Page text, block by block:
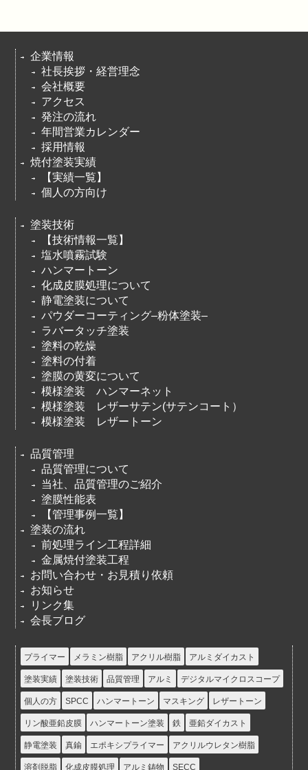
企業情報
社長挨拶・経営理念
会社概要
アクセス
発注の流れ
年間営業カレンダー
採用情報
焼付塗装実績
【実績一覧】
個人の方向け
塗装技術
【技術情報一覧】
塩水噴霧試験
ハンマートーン
化成皮膜処理について
静電塗装について
パウダーコーティング–粉体塗装–
ラバータッチ塗装
塗料の乾燥
塗料の付着
塗膜の黄変について
模様塗装 ハンマーネット
模様塗装 レザーサテン(サテンコート）
模様塗装 レザートーン
品質管理
品質管理について
当社、品質管理のご紹介
塗膜性能表
【管理事例一覧】
塗装の流れ
前処理ライン工程詳細
金属焼付塗装工程
お問い合わせ・お見積り依頼
お知らせ
リンク集
会長ブログ
プライマー メラミン樹脂 アクリル樹脂 アルミダイカスト
塗装実績 塗装技術 品質管理 アルミ デジタルマイクロスコープ
個人の方 SPCC ハンマートーン マスキング レザートーン
リン酸亜鉛皮膜 ハンマートーン塗装 鉄 亜鉛ダイカスト
静電塗装 真鍮 エポキシプライマー アクリルウレタン樹脂
溶剤脱脂 化成皮膜処理 アルミ鋳物 SECC